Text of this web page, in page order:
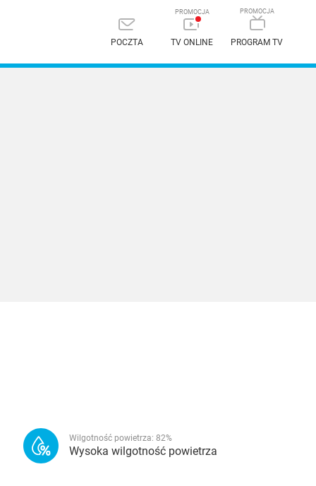
POCZTA TV ONLINE PROGRAM TV
Wilgotność powietrza: 82%
Wysoka wilgotność powietrza